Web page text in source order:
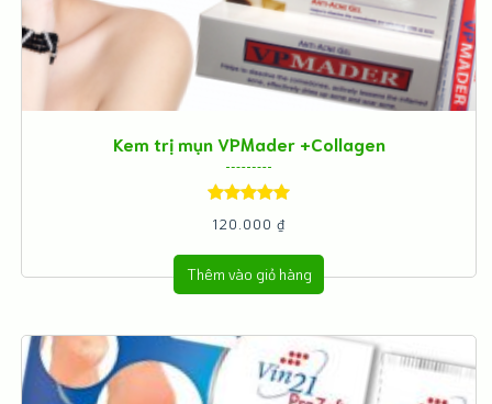
Kem trị mụn VPMader +Collagen
Được xếp
hạng5.005
sao
120.000₫
Thêm vào giỏ hàng